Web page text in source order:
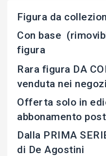
Figura da
Con base
figura
Rara figura DA
venduta nei negozi
Offerta solo in
abbonamento
Dalla PRIMA
di De Agostini